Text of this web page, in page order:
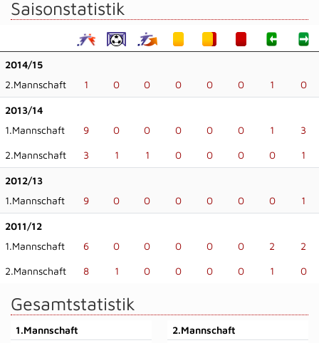
Saisonstatistik
2014/15
2.Mannschaft
1 0 0 0 0 0 1 0
2013/14
1.Mannschaft
9 0 0 0 0 0 1 3
2.Mannschaft 3 1 1 0 0 0 0 1
2012/13
1.Mannschaft
9 0 0 0 0 0 0 1
2011/12
1.Mannschaft
6 0 0 0 0 0 2 2
2.Mannschaft 8 1 0 0 0 0 1 0
Gesamtstatistik
1.Mannschaft
2.Mannschaft